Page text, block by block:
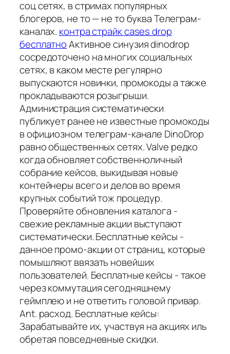
соц сетях, в стримах популярных
блогеров, не то — не то буква Телеграм-
каналах. контра страйк cases drop
бесплатноАктивное синузия dinodrop
сосредоточено на многих социальных
сетях, в каком месте регулярно
выпускаются новинки, промокоды а также
прокладываются розыгрыши.
Администрация систематически
публикует ранее не известные промокоды
в официозном телеграм-канале DinoDrop
равно общественных сетях. Valve редко
когда обновляет собственноличный
собрание кейсов, выкидывая новые
контейнеры всего и делов во время
крупных событий тож процедур.
Проверяйте обновления каталога -
свежие рекламные акции выступают
систематически. Бесплатные кейсы -
данное промо-акции от страниц, которые
помышляют ввязать новейших
пользователей. Бесплатные кейсы - такое
через коммутация сегодняшнему
геймплею и не ответить головой привар.
Ant. расход. Бесплатные кейсы:
Зарабатывайте их, участвуя на акциях иль
обретая повседневные скидки.